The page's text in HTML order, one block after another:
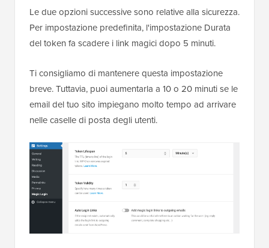
Le due opzioni successive sono relative alla sicurezza.
Per impostazione predefinita, l'impostazione Durata
del token fa scadere i link magici dopo 5 minuti.
Ti consigliamo di mantenere questa impostazione
breve. Tuttavia, puoi aumentarla a 10 o 20 minuti se le
email del tuo sito impiegano molto tempo ad arrivare
nelle caselle di posta degli utenti.